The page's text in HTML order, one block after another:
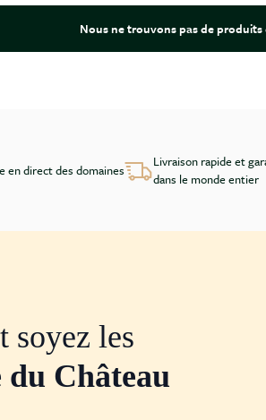
Nous ne trouvons pas de
en direct des domaines
Livraison rapide et
dans le monde entier
soyez les
du Château